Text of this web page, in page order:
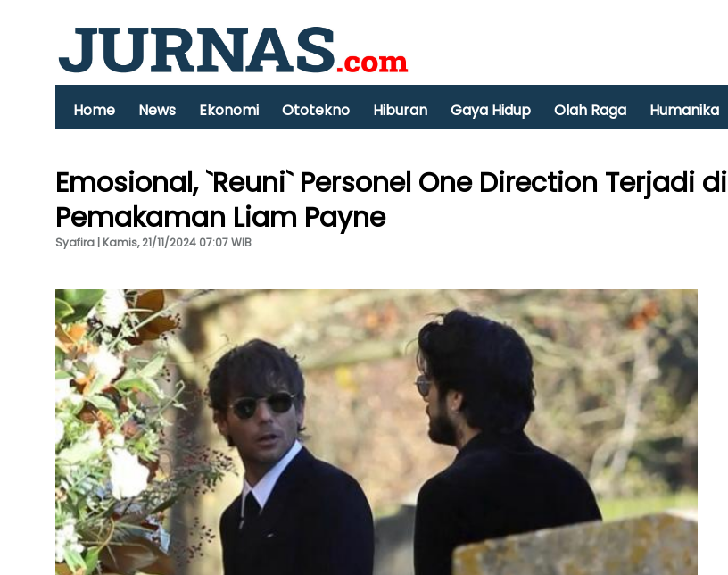
Home News Ekonomi Ototekno Hiburan Gaya Hidup Olah Raga Humanika
Emosional, `Reuni` Personel One Direction Terjadi di
Pemakaman Liam Payne
Syafira | Kamis, 21/11/2024 07:07 WIB